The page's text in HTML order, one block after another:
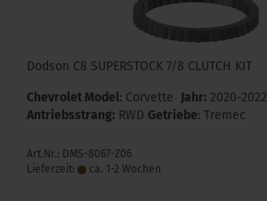
Dodson C8 SUPERSTOCK 7/8 CLUTCH KIT
Chevrolet Model: Corvette Jahr: 2020-2022
Antriebsstrang: RWD Getriebe: Tremec
Art.Nr.: DMS-8067-Z06
Lieferzeit:
ca. 1-2 Wochen